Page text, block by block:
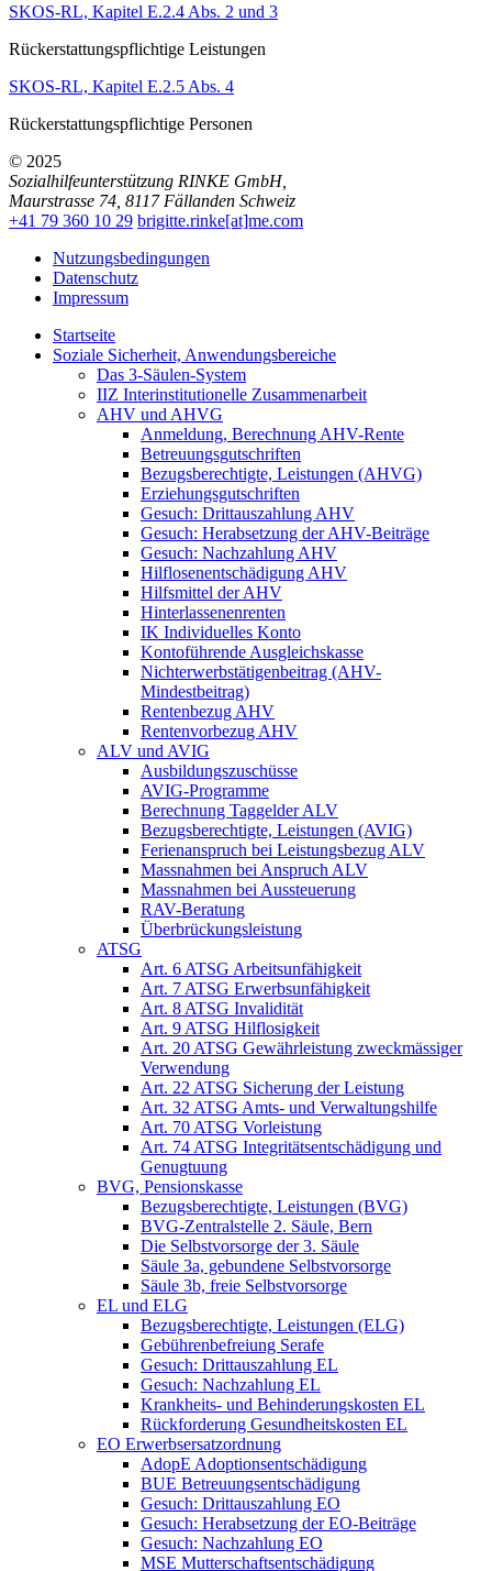
SKOS-RL, Kapitel E.2.4 Abs. 2 und 3
Rückerstattungspflichtige Leistungen
SKOS-RL, Kapitel E.2.5 Abs. 4
Rückerstattungspflichtige Personen
© 2025
Sozialhilfeunterstützung RINKE GmbH,
Maurstrasse 74 8117 Fällanden Schweiz
+41 79 360 10 29 brigitte.rinke[at]me.com
Nutzungsbedingungen
Datenschutz
Impressum
Startseite
Soziale Sicherheit, Anwendungsbereiche
Das 3-Säulen-System
IIZ Interinstitutionelle Zusammenarbeit
AHV und AHVG
Anmeldung, Berechnung AHV-Rente
Betreuungsgutschriften
Bezugsberechtigte, Leistungen (AHVG)
Erziehungsgutschriften
Gesuch: Drittauszahlung AHV
Gesuch: Herabsetzung der AHV-Beiträge
Gesuch: Nachzahlung AHV
Hilflosenentschädigung AHV
Hilfsmittel der AHV
Hinterlassenenrenten
IK Individuelles Konto
Kontoführende Ausgleichskasse
Nichterwerbstätigenbeitrag (AHV-
Mindestbeitrag)
Rentenbezug AHV
Rentenvorbezug AHV
ALV und AVIG
Ausbildungszuschüsse
AVIG-Programme
Berechnung Taggelder ALV
Bezugsberechtigte, Leistungen (AVIG)
Ferienanspruch bei Leistungsbezug ALV
Massnahmen bei Anspruch ALV
Massnahmen bei Aussteuerung
RAV-Beratung
Überbrückungsleistung
ATSG
Art. 6 ATSG Arbeitsunfähigkeit
Art. 7 ATSG Erwerbsunfähigkeit
Art. 8 ATSG Invalidität
Art. 9 ATSG Hilflosigkeit
Art. 20 ATSG Gewährleistung zweckmässiger
Verwendung
Art. 22 ATSG Sicherung der Leistung
Art. 32 ATSG Amts- und Verwaltungshilfe
Art. 70 ATSG Vorleistung
Art. 74 ATSG Integritätsentschädigung und
Genugtuung
BVG, Pensionskasse
Bezugsberechtigte, Leistungen (BVG)
BVG-Zentralstelle 2. Säule, Bern
Die Selbstvorsorge der 3. Säule
Säule 3a, gebundene Selbstvorsorge
Säule 3b, freie Selbstvorsorge
EL und ELG
Bezugsberechtigte, Leistungen (ELG)
Gebührenbefreiung Serafe
Gesuch: Drittauszahlung EL
Gesuch: Nachzahlung EL
Krankheits- und Behinderungskosten EL
Rückforderung Gesundheitskosten EL
EO Erwerbsersatzordnung
AdopE Adoptionsentschädigung
BUE Betreuungsentschädigung
Gesuch: Drittauszahlung EO
Gesuch: Herabsetzung der EO-Beiträge
Gesuch: Nachzahlung EO
MSE Mutterschaftsentschädigung